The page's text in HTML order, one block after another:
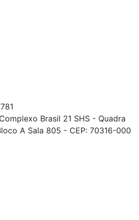
Brasil 21 SHS - Quadra
A Sala 805 - CEP: 70316-000